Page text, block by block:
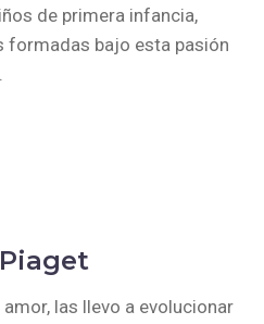
de primera infancia,
formadas bajo esta pasión
las llevo a evolucionar